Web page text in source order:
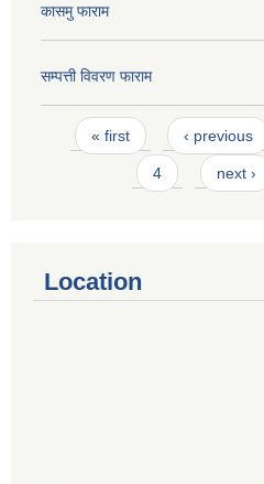
कासमु फाराम
सम्पत्ती विवरण फाराम
Pages
« first ‹ previous
4 next ›
Location